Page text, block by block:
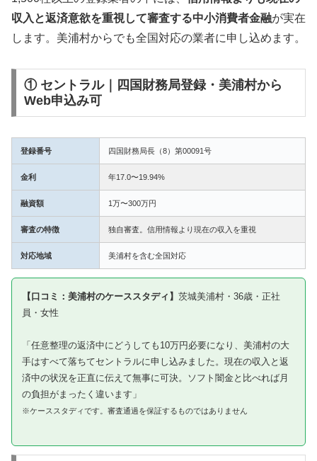
収入と返済意欲を重視して審査する中小消費者金融が実在
します。美浦村からでも全国対応の業者に申し込めます。
① セントラル｜四国財務局登録・美浦村から
Web申込み可
登録番号 四国財務局長（8）第00091号
金利 年17.0〜19.94%
融資額 1万〜300万円
審査の特徴 独自審査。信用情報より現在の収入を重視
対応地域 美浦村を含む全国対応
【口コミ：美浦村のケーススタディ】 茨城美浦村・36歳・正社
員・女性
「任意整理の返済中にどうしても10万円必要になり、美浦村の大
手はすべて落ちてセントラルに申し込みました。現在の収入と返
済中の状況を正直に伝えて無事に可決。ソフト闇金と比べれば月
の負担がまったく違います」
※ケーススタディです。審査通過を保証するものではありません